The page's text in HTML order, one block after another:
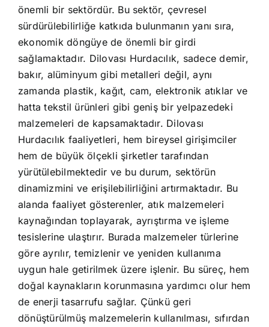
önemli bir sektördür. Bu sektör, çevresel
sürdürülebilirliğe katkıda bulunmanın yanı sıra,
ekonomik döngüye de önemli bir girdi
sağlamaktadır. Dilovası Hurdacılık, sadece demir,
bakır, alüminyum gibi metalleri değil, aynı
zamanda plastik, kağıt, cam, elektronik atıklar ve
hatta tekstil ürünleri gibi geniş bir yelpazedeki
malzemeleri de kapsamaktadır. Dilovası
Hurdacılık faaliyetleri, hem bireysel girişimciler
hem de büyük ölçekli şirketler tarafından
yürütülebilmektedir ve bu durum, sektörün
dinamizmini ve erişilebilirliğini artırmaktadır. Bu
alanda faaliyet gösterenler, atık malzemeleri
kaynağından toplayarak, ayrıştırma ve işleme
tesislerine ulaştırır. Burada malzemeler türlerine
göre ayrılır, temizlenir ve yeniden kullanıma
uygun hale getirilmek üzere işlenir. Bu süreç, hem
doğal kaynakların korunmasına yardımcı olur hem
de enerji tasarrufu sağlar. Çünkü geri
dönüştürülmüş malzemelerin kullanılması, sıfırdan